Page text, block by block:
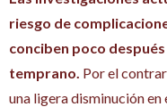
riesgo de
conciben poco
temprano. Por el
una ligera disminución